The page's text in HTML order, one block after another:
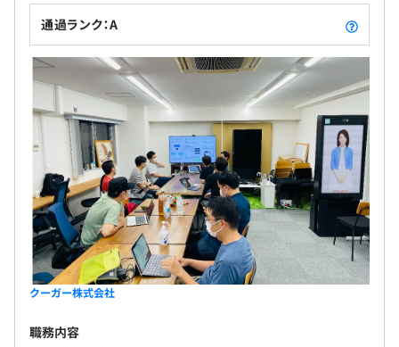
通過ランク：A
クーガー株式会社
職務内容